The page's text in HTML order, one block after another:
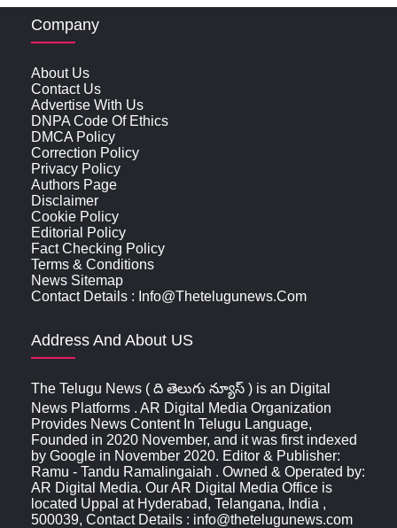
Company
About Us
Contact Us
Advertise With Us
DNPA Code Of Ethics
DMCA Policy
Correction Policy
Privacy Policy
Authors Page
Disclaimer
Cookie Policy
Editorial Policy
Fact Checking Policy
Terms & Conditions
News Sitemap
Contact Details : Info@thetelugunews.com
Address And About US
The Telugu News ( ది తెలుగు న్యూస్‌ ) is an Digital
News Platforms . AR Digital Media Organization
Provides News Content In Telugu Language,
Founded in 2020 November, and it was first indexed
by Google in November 2020. Editor & Publisher:
Ramu - Tandu Ramalingaiah . Owned & Operated by:
AR Digital Media. Our AR Digital Media Office is
located Uppal at Hyderabad, Telangana, India ,
500039, Contact Details : info@thetelugunews.com